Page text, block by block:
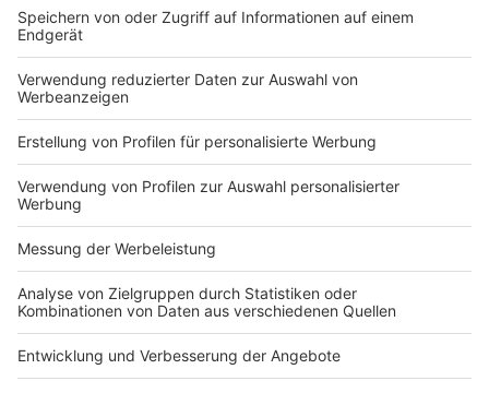
Christian-
Universität zu
Kiel. Der
ausschließlich
seine
persönlichen
Auffassungen
Beitrag per E-Mail empfehlen
Auf LinkedIn teilen
Seite drucken